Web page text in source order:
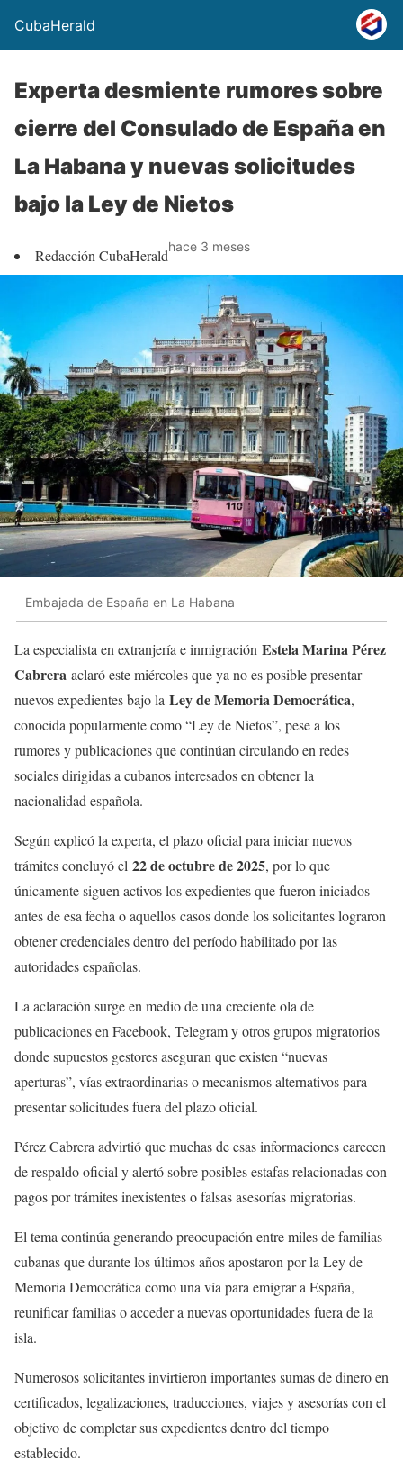
CubaHerald
Experta desmiente rumores sobre
cierre del Consulado de España en
La Habana y nuevas solicitudes
bajo la Ley de Nietos
Redacción CubaHeraldhace 3 meses
Embajada de España en La Habana
La especialista en extranjería e inmigración Estela Marina Pérez
Cabrera aclaró este miércoles que ya no es posible presentar
nuevos expedientes bajo la Ley de Memoria Democrática,
conocida popularmente como “Ley de Nietos”, pese a los
rumores y publicaciones que continúan circulando en redes
sociales dirigidas a cubanos interesados en obtener la
nacionalidad española.
Según explicó la experta, el plazo oficial para iniciar nuevos
trámites concluyó el 22 de octubre de 2025, por lo que
únicamente siguen activos los expedientes que fueron iniciados
antes de esa fecha o aquellos casos donde los solicitantes lograron
obtener credenciales dentro del período habilitado por las
autoridades españolas.
La aclaración surge en medio de una creciente ola de
publicaciones en Facebook, Telegram y otros grupos migratorios
donde supuestos gestores aseguran que existen “nuevas
aperturas”, vías extraordinarias o mecanismos alternativos para
presentar solicitudes fuera del plazo oficial.
Pérez Cabrera advirtió que muchas de esas informaciones carecen
de respaldo oficial y alertó sobre posibles estafas relacionadas con
pagos por trámites inexistentes o falsas asesorías migratorias.
El tema continúa generando preocupación entre miles de familias
cubanas que durante los últimos años apostaron por la Ley de
Memoria Democrática como una vía para emigrar a España,
reunificar familias o acceder a nuevas oportunidades fuera de la
isla.
Numerosos solicitantes invirtieron importantes sumas de dinero en
certificados, legalizaciones, traducciones, viajes y asesorías con el
objetivo de completar sus expedientes dentro del tiempo
establecido.